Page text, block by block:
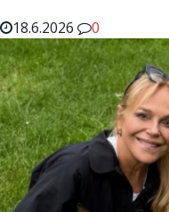
18.6.2026
0